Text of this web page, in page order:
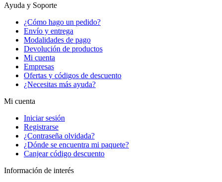
Ayuda y Soporte
¿Cómo hago un pedido?
Envío y entrega
Modalidades de pago
Devolución de productos
Mi cuenta
Empresas
Ofertas y códigos de descuento
¿Necesitas más ayuda?
Mi cuenta
Iniciar sesión
Registrarse
¿Contraseña olvidada?
¿Dónde se encuentra mi paquete?
Canjear código descuento
Información de interés